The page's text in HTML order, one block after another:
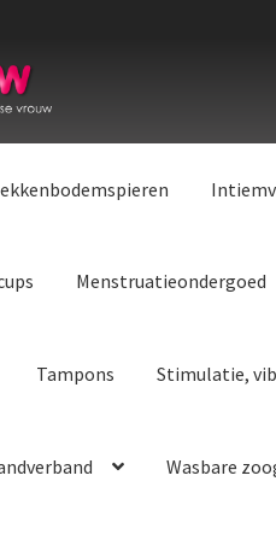
Menstruatieondergoed
Tampons Stimulatie,
Wasbare